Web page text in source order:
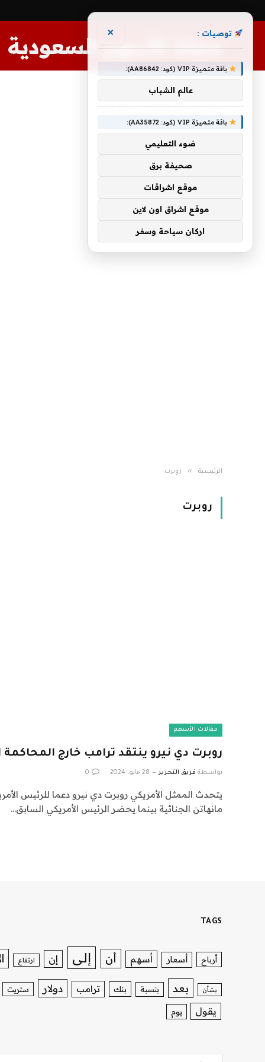
مجلة الأسهم السعودية
الرئيسية » روبرت
روبرت
مقالات الأسهم
روبرت دي نيرو ينتقد ترامب خارج المحاكمة
بواسطة فريق التحرير 28 مايو، 2024 0
يتحدث الممثل الأمريكي روبرت دي نيرو دعما للرئيس
مانهاتن الجنائية بينما يحضر الرئيس الأمريكي السابق…
TAGS
أرباح أسعار أسهم أن إلى إن ارتفاع
بشأن بعد بنسبة بنك ترامب دولار ستريت
يقول يوم
توصيات : ×
باقة متميزة VIP (كود: AA86842):
عالم الشباب
باقة متميزة VIP (كود: AA35872):
ضوء التعليمي
صحيفة برق
موقع اشراقات
موقع اشراق اون لاين
اركان سياحة وسفر